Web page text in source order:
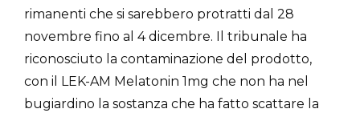
rimanenti che si sarebbero protratti dal 28
novembre fino al 4 dicembre. Il tribunale ha
riconosciuto la contaminazione del prodotto,
con il LEK-AM Melatonin 1mg che non ha nel
bugiardino la sostanza che ha fatto scattare la